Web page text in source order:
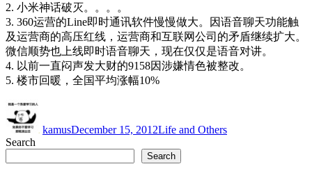
2. 小米神话破灭。。。。
3. 360运营的Line即时通讯软件慢慢做大。因语音聊天功能触
及运营商的高压红线，运营商和互联网公司的矛盾继续扩大。
微信顺势也上线即时语音聊天，现在仅仅是语音对讲。
4. 以前一直闷声发大财的9158因涉嫌情色被整改。
5. 楼市回暖，全国平均涨幅10%
kamusDecember 15, 2012Life and Others
Search
Search